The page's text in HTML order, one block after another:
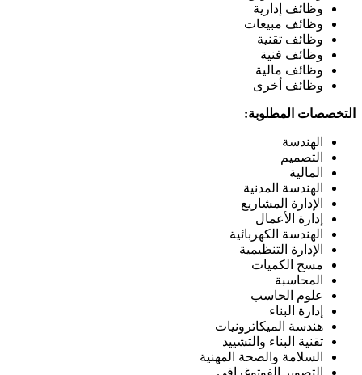
وظائف إدارية
وظائف مبيعات
وظائف تقنية
وظائف فنية
وظائف مالية
وظائف أخرى
التخصصات المطلوبة:
الهندسة
التصميم
المالية
الهندسة المدنية
الإدارة المشاريع
إدارة الأعمال
الهندسة الكهربائية
الإدارة التنظيمية
مسح الكميات
المحاسبة
علوم الحاسب
إدارة البناء
هندسة الميكاترونيات
تقنية البناء والتشييد
السلامة والصحة المهنية
التصوير الفوتوغرافي